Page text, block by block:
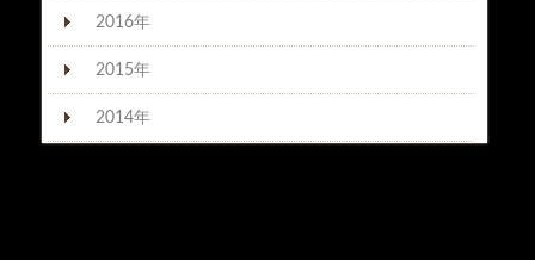
2016年
2015年
2014年